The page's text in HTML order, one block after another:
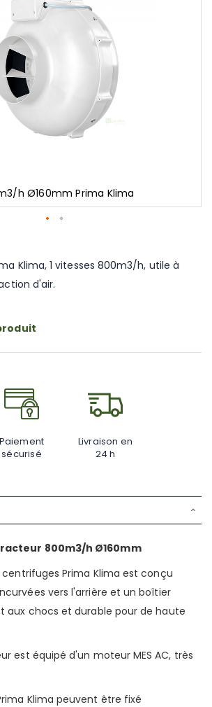
h Ø160mm Prima Klima
Klima, 1 vitesses 800m3/h, utile à
d'air.
Paiement
sécurisé
Livraison en
24 h
800m3/h Ø160mm
Prima Klima est conçu
vers l'arrière et un boîtier
aux chocs et durable pour de haute
est équipé d'un moteur MES AC, très
Klima peuvent être fixé